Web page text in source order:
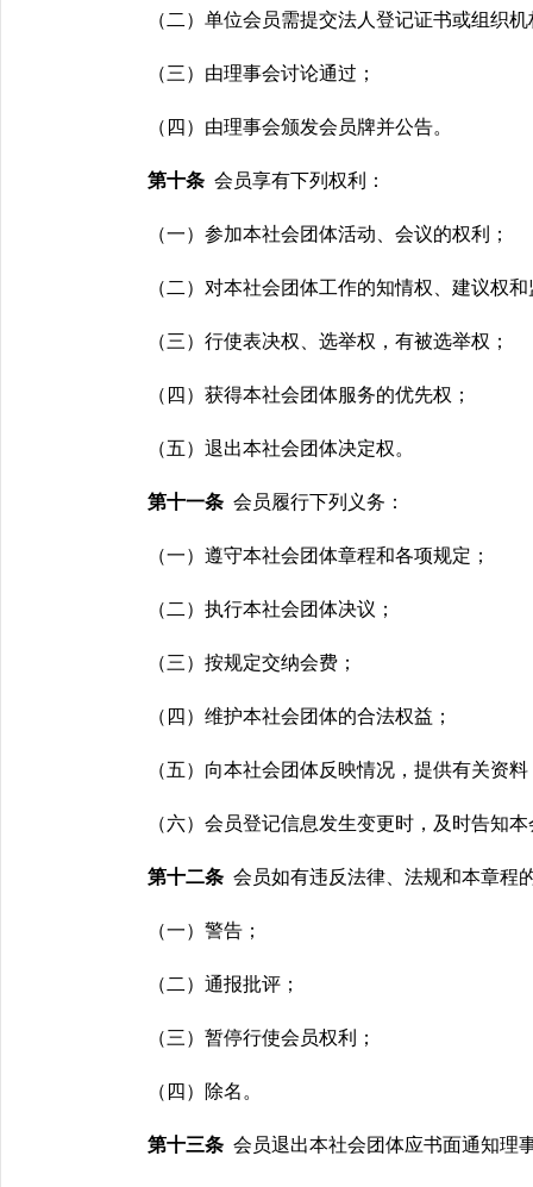
（二）单位会员需提交法人登记证书或组织
（三）由理事会讨论通过；
（四）由理事会颁发会员牌并公告。
第十条 会员享有下列权利：
（一）参加本社会团体活动、会议的权利；
（二） 对本社会团体工作的知情权、建议权
（三） 行使表决权、选举权，有被选举权；
（四）获得本社会团体服务的优先权；
（五）退出本社会团体决定权。
第十一条 会员履行下列义务：
（一）遵守本社会团体章程和各项规定；
（二）执行本社会团体决议；
（三）按规定交纳会费；
（四）维护本社会团体的合法权益；
（五）向本社会团体反映情况，提供有关资料
（六）会员登记信息发生变更时，及时告知
第十二条 会员如有违反法律、法规和本章程
（一）警告；
（二）通报批评；
（三）暂停行使会员权利；
（四）除名。
第十三条 会员退出本社会团体应书面通知理